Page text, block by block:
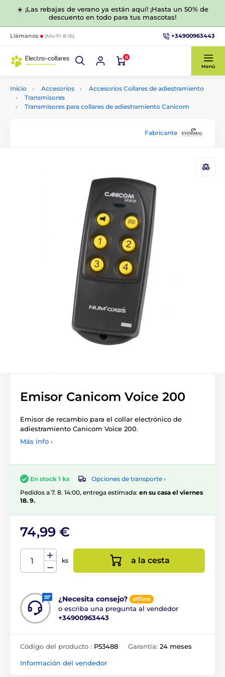
☀️ ¡Las rebajas de verano ya están aquí! ¡Hasta un 50% de
descuento en todo para tus mascotas!
Llámanos (Mo-Fr 8-16) +34900963443
0
Menú
Inicio Accesorios
Accesorios Collares de adiestramiento
Transmisores
Transmisores para collares de adiestramiento Canicom
Fabricante
Emisor Canicom Voice 200
Emisor de recambio para el collar electrónico de
adiestramiento Canicom Voice 200.
Más info ›
En stock 1 ks
Opciones de transporte ›
Pedidos a 7. 8. 14:00, entrega estimada: en su casa el viernes
18. 9.
74,99 €
ks a la cesta
¿Necesita consejo? offline
o escriba una pregunta al vendedor
+34900963443
Código del producto : P53488 Garantía: 24 meses
Información del vendedor